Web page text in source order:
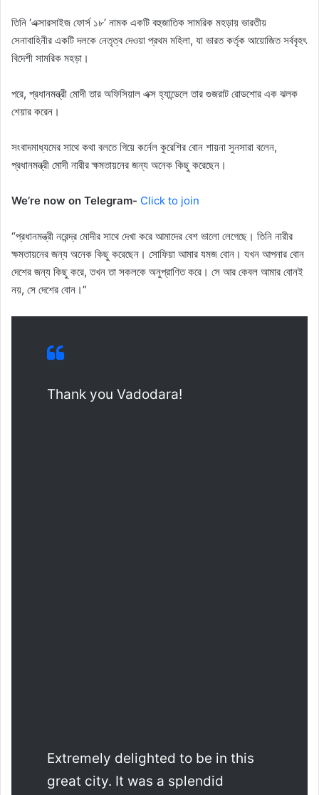
তিনি ‘এক্সারসাইজ ফোর্স ১৮’ নামক একটি বহুজাতিক সামরিক মহড়ায় ভারতীয়
সেনাবাহিনীর একটি দলকে নেতৃত্ব দেওয়া প্রথম মহিলা, যা ভারত কর্তৃক আয়োজিত সর্ববৃহৎ
বিদেশী সামরিক মহড়া।
পরে, প্রধানমন্ত্রী মোদী তার অফিসিয়াল এক্স হ্যান্ডেলে তার গুজরাট রোডশোর এক ঝলক
শেয়ার করেন।
সংবাদমাধ্যমের সাথে কথা বলতে গিয়ে কর্নেল কুরেশির বোন শায়না সুনসারা বলেন,
প্রধানমন্ত্রী মোদী নারীর ক্ষমতায়নের জন্য অনেক কিছু করেছেন।
We’re now on Telegram- Click to join
“প্রধানমন্ত্রী নরেন্দ্র মোদীর সাথে দেখা করে আমাদের বেশ ভালো লেগেছে। তিনি নারীর
ক্ষমতায়নের জন্য অনেক কিছু করেছেন। সোফিয়া আমার যমজ বোন। যখন আপনার বোন
দেশের জন্য কিছু করে, তখন তা সকলকে অনুপ্রাণিত করে। সে আর কেবল আমার বোনই
নয়, সে দেশের বোন।”
Thank you Vadodara!
Extremely delighted to be in this
great city. It was a splendid